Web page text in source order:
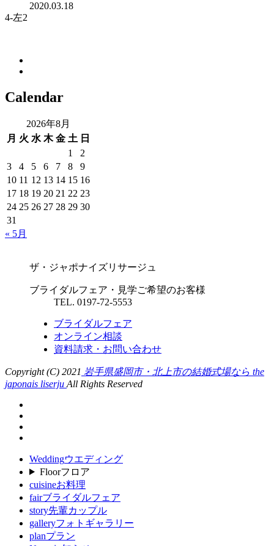
2020.03.18
4-左2
Calendar
2026年8月
月 火 水 木 金 土 日
1
2
3
4 5 6 7 8
9
10 11 12 13 14 15 16
17 18 19 20 21 22 23
24 25 26 27 28 29 30
31
« 5月
ザ・ジャポナイズリサージュ
ブライダルフェア・見学ご希望のお客様
TEL. 0197-72-5553
ブライダルフェア
オンライン相談
資料請求・お問い合わせ
Copyright (C) 2021 岩手県盛岡市・北上市の結婚式場なら the
japonais liserju All Rights Reserved
Weddingウエディング
Floorフロア
cuisineお料理
fairブライダルフェア
story先輩カップル
galleryフォトギャラリー
planプラン